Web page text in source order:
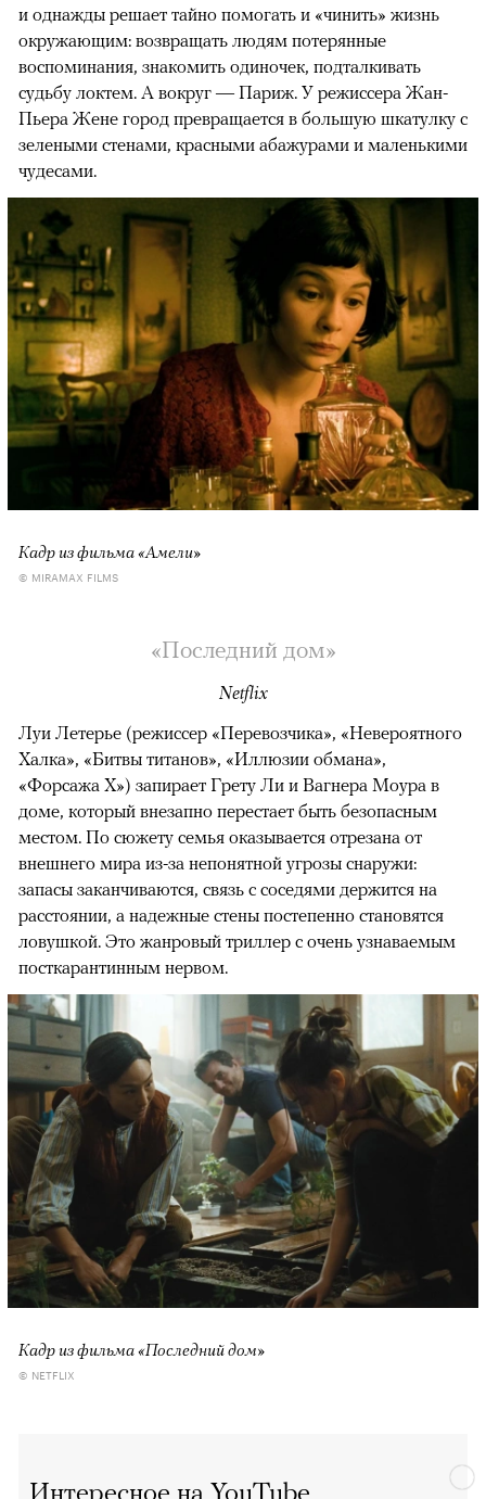
и однажды решает тайно помогать и «чинить» жизнь
окружающим: возвращать людям потерянные
воспоминания, знакомить одиночек, подталкивать
судьбу локтем. А вокруг — Париж. У режиссера Жан-
Пьера Жене город превращается в большую шкатулку с
зелеными стенами, красными абажурами и маленькими
чудесами.
Кадр из фильма «Амели»
© MIRAMAX FILMS
«Последний дом»
Netflix
Луи Летерье (режиссер «Перевозчика», «Невероятного
Халка», «Битвы титанов», «Иллюзии обмана»,
«Форсажа X») запирает Грету Ли и Вагнера Моура в
доме, который внезапно перестает быть безопасным
местом. По сюжету семья оказывается отрезана от
внешнего мира из-за непонятной угрозы снаружи:
запасы заканчиваются, связь с соседями держится на
расстоянии, а надежные стены постепенно становятся
ловушкой. Это жанровый триллер с очень узнаваемым
посткарантинным нервом.
Кадр из фильма «Последний дом»
© NETFLIX
Интересное на YouTube